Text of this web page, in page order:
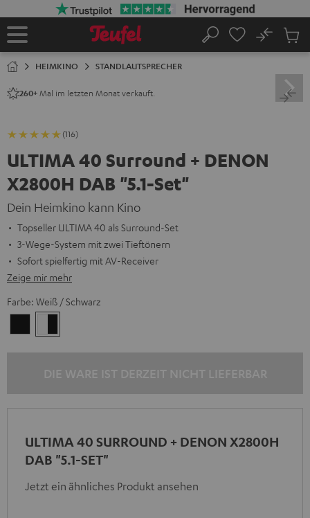
Startseite
Suche
No
HEIMKINO STANDLAUTSPRECHER
260+ Mal im letzten Monat verkauft.
(116)
ULTIMA 40 Surround + DENON
X2800H DAB "5.1-Set"
Dein Heimkino kann Kino
Topseller ULTIMA 40 als Surround-Set
3-Wege-System mit zwei Tieftönern
Sofort spielfertig mit AV-Receiver
Zeige mir mehr
Farbe: Weiß / Schwarz
/
ULTIMA 40 SURROUND + DENON X2800H
DAB "5.1-SET"
Jetzt ein ähnliches Produkt ansehen